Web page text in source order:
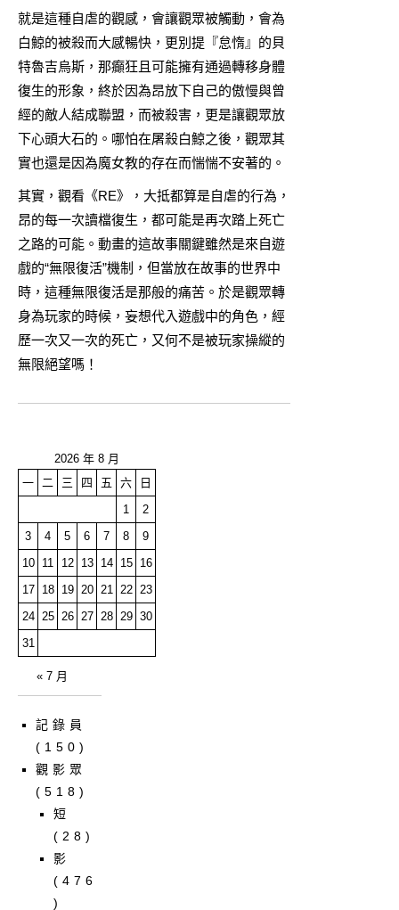
就是這種自虐的觀感，會讓觀眾被觸動，會為
白鯨的被殺而大感暢快，更別提『怠惰』的貝
特魯吉烏斯，那癲狂且可能擁有通過轉移身體
復生的形象，終於因為昂放下自己的傲慢與曾
經的敵人結成聯盟，而被殺害，更是讓觀眾放
下心頭大石的。哪怕在屠殺白鯨之後，觀眾其
實也還是因為魔女教的存在而惴惴不安著的。
其實，觀看《RE》，大抵都算是自虐的行為，
昂的每一次讀檔復生，都可能是再次踏上死亡
之路的可能。動畫的這故事關鍵雖然是來自遊
戲的“無限復活”機制，但當放在故事的世界中
時，這種無限復活是那般的痛苦。於是觀眾轉
身為玩家的時候，妄想代入遊戲中的角色，經
歷一次又一次的死亡，又何不是被玩家操縱的
無限絕望嗎！
2026 年 8 月
一 二 三 四 五 六
日
1
2
3
4 5 6 7 8
9
10
11 12 13 14 15
16
17
18 19 20 21 22 23
24 25 26 27 28 29 30
31
« 7 月
記錄員
(150)
觀影眾
(518)
短
(28)
影
(476
)